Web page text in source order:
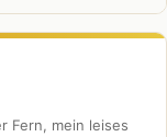
Fern, mein leises